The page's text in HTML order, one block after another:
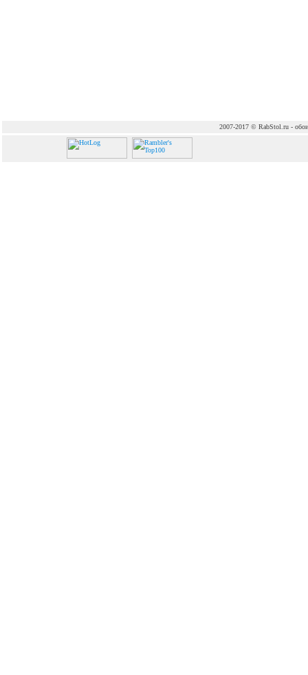
2007-2017 © RabStol.ru - обои